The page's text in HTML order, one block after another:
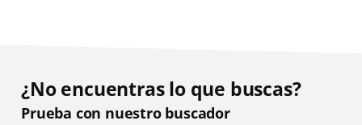
¿No encuentras lo que buscas?
Prueba con nuestro buscador